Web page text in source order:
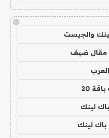
!
والجيست
20
لينك
باك لينك